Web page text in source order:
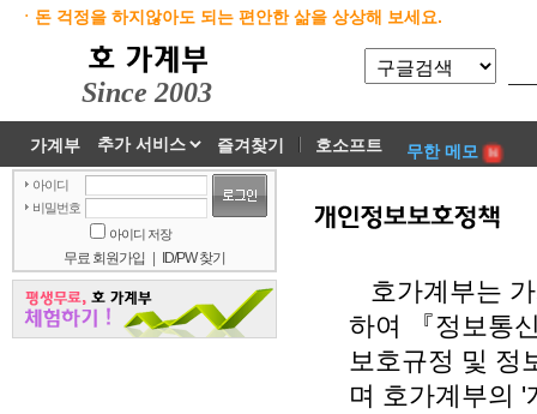
ㆍ돈 걱정을 하지않아도 되는 편안한 삶을 상상해 보세요.
Since 2003
가계부 즐겨찾기 호소프트 무한 메모
아이디
비밀번호
아이디 저장
무료 회원가입 ID/PW 찾기
호가계부는
하여 『정보통
보호규정 및 정
며 호가계부의